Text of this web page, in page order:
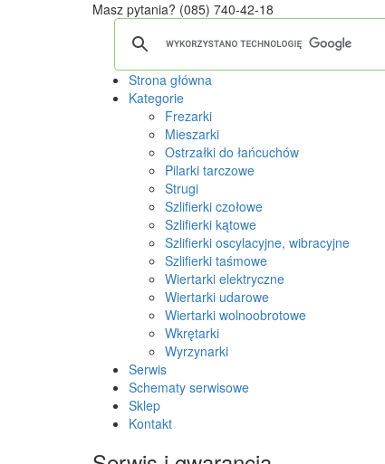
Masz pytania? (085) 740-42-18
Strona główna
Kategorie
Frezarki
Mieszarki
Ostrzałki do łańcuchów
Pilarki tarczowe
Strugi
Szlifierki czołowe
Szlifierki kątowe
Szlifierki oscylacyjne, wibracyjne
Szlifierki taśmowe
Wiertarki elektryczne
Wiertarki udarowe
Wiertarki wolnoobrotowe
Wkrętarki
Wyrzynarki
Serwis
Schematy serwisowe
Sklep
Kontakt